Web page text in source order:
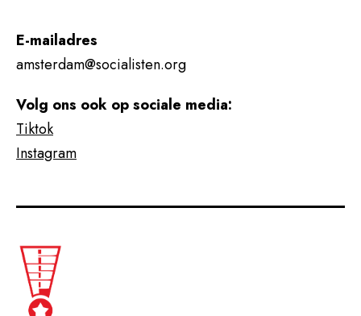
E-mailadres
amsterdam@socialisten.org
Volg ons ook op sociale media:
Tiktok
Instagram